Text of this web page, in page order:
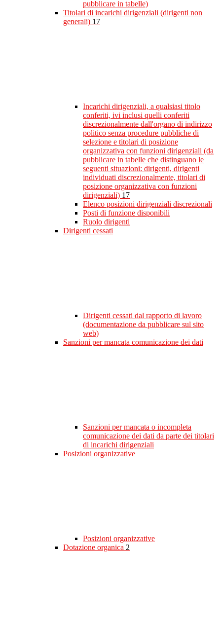
pubblicare in tabelle)
Titolari di incarichi dirigenziali (dirigenti non
generali) 17
Incarichi dirigenziali, a qualsiasi titolo
conferiti, ivi inclusi quelli conferiti
discrezionalmente dall'organo di indirizzo
politico senza procedure pubbliche di
selezione e titolari di posizione
organizzativa con funzioni dirigenziali (da
pubblicare in tabelle che distinguano le
seguenti situazioni: dirigenti, dirigenti
individuati discrezionalmente, titolari di
posizione organizzativa con funzioni
dirigenziali) 17
Elenco posizioni dirigenziali discrezionali
Posti di funzione disponibili
Ruolo dirigenti
Dirigenti cessati
Dirigenti cessati dal rapporto di lavoro
(documentazione da pubblicare sul sito
web)
Sanzioni per mancata comunicazione dei dati
Sanzioni per mancata o incompleta
comunicazione dei dati da parte dei titolari
di incarichi dirigenziali
Posizioni organizzative
Posizioni organizzative
Dotazione organica 2